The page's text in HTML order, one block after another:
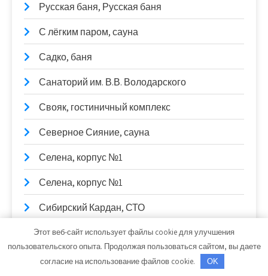
Русская баня, Русская баня
С лёгким паром, сауна
Садко, баня
Санаторий им. В.В. Володарского
Свояк, гостиничный комплекс
Северное Сияние, сауна
Селена, корпус №1
Селена, корпус №1
Сибирский Кардан, СТО
Сибирь, спортивно-оздоровительный
комплекс
Этот веб-сайт использует файлы cookie для улучшения
пользовательского опыта. Продолжая пользоваться сайтом, вы даете
согласие на использование файлов cookie.
OK